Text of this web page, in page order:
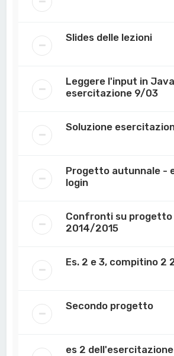
Slides delle lezioni
Leggere l'input in
esercitazione 9/03
Soluzione
Progetto autunnale -
login
Confronti su progetto
2014/2015
Es. 2 e 3, compitino 2
Secondo progetto
es 2